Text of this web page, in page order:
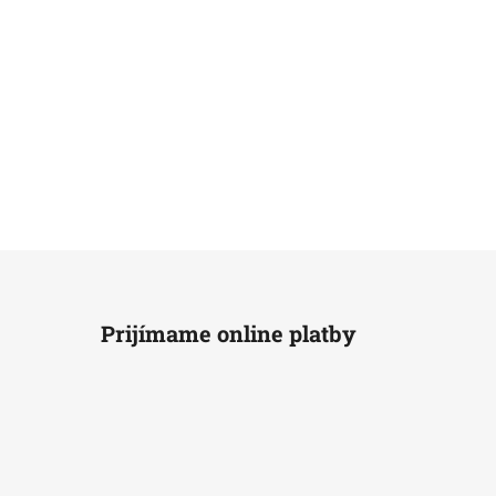
Prijímame online platby